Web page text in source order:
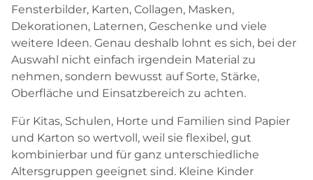
Fensterbilder, Karten, Collagen, Masken,
Dekorationen, Laternen, Geschenke und viele
weitere Ideen. Genau deshalb lohnt es sich, bei der
Auswahl nicht einfach irgendein Material zu
nehmen, sondern bewusst auf Sorte, Stärke,
Oberfläche und Einsatzbereich zu achten.
Für Kitas, Schulen, Horte und Familien sind Papier
und Karton so wertvoll, weil sie flexibel, gut
kombinierbar und für ganz unterschiedliche
Altersgruppen geeignet sind. Kleine Kinder